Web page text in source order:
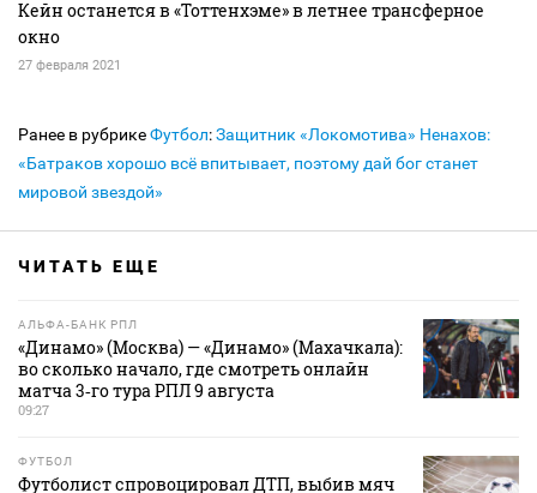
Кейн останется в «Тоттенхэме» в летнее трансферное
окно
27 февраля 2021
Ранее в рубрикеФутбол:Защитник «Локомотива» Ненахов:
«Батраков хорошо всё впитывает, поэтому дай бог станет
мировой звездой»
ЧИТАТЬ ЕЩЕ
АЛЬФА-БАНК РПЛ
«Динамо» (Москва) — «Динамо» (Махачкала):
во сколько начало, где смотреть онлайн
матча 3‑го тура РПЛ 9 августа
09:27
ФУТБОЛ
Футболист спровоцировал ДТП, выбив мяч